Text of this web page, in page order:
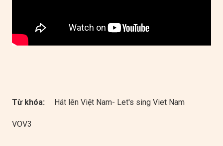
Từ khóa: Hát lên Việt Nam- Let's sing Viet Nam
VOV3